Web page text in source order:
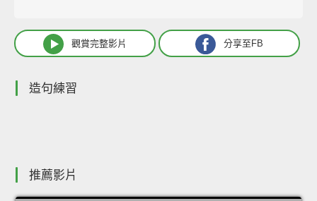
觀賞完整影片 分享至FB
造句練習
推薦影片